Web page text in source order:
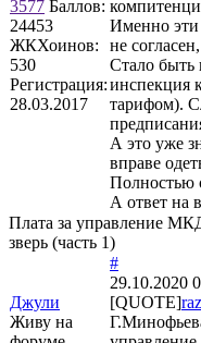
3577 Баллов:
24453
ЖКХоинов:
530
Регистрация:
28.03.2017
Именно эти
не
Стало быть
инспекция
тарифом).
А это уже
вправе
Полностью
А ответ на
Плата за управление
зверь (часть 1)
Джули
Живу на
#
29.10.2020
[QUOTE]